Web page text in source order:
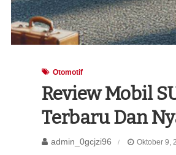
Otomotif
Review Mobil
Terbaru Dan
admin_0gcjzi96 Oktober 9,